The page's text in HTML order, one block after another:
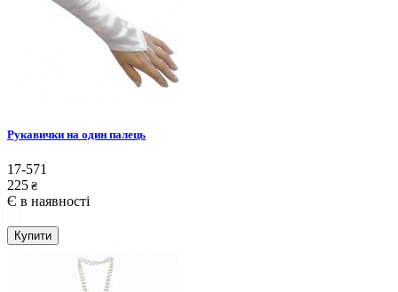
Рукавички на один палець
17-571
225 ₴
Є в наявності
Купити